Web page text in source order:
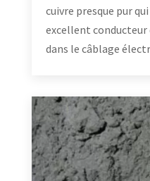
cuivre presque pur
excellent
dans le câblage